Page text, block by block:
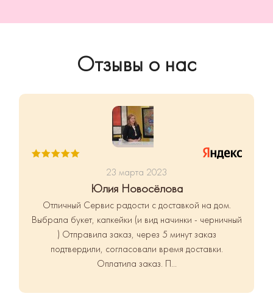
Отзывы о нас
23 марта 2023
Юлия Новосёлова
Отличный Сервис радости с доставкой на дом.
Выбрала букет, капкейки (и вид начинки - черничный
) Отправила заказ, через 5 минут заказ
подтвердили, согласовали время доставки.
Оплатила заказ. П...